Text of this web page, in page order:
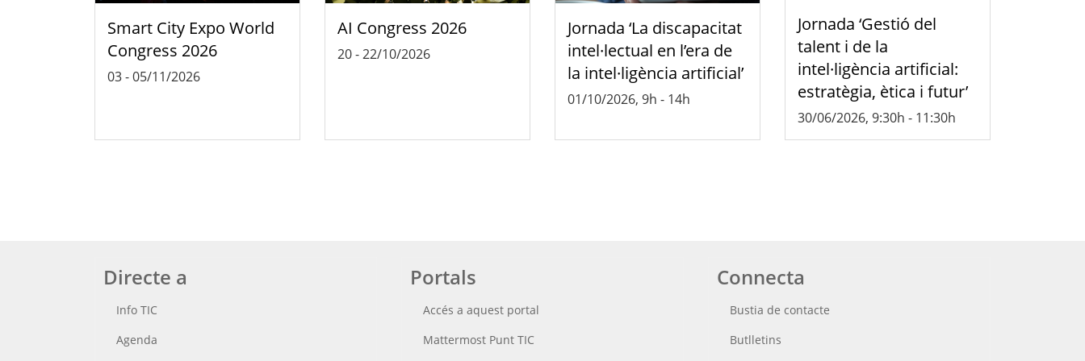
Smart City Expo World
Congress 2026
03-05/11/2026
AI Congress 2026
20-22/10/2026
Jornada ‘La discapacitat
intel·lectual en l’era de
la intel·ligència artificial’
01/10/2026, 9h - 14h
Jornada ‘Gestió del
talent i de la
intel·ligència artificial:
estratègia, ètica i futur’
30/06/2026, 9:30h - 11:30h
Directe a
Info TIC
Agenda
Portals
Accés a aquest portal
Mattermost Punt TIC
Connecta
Bustia de contacte
Butlletins